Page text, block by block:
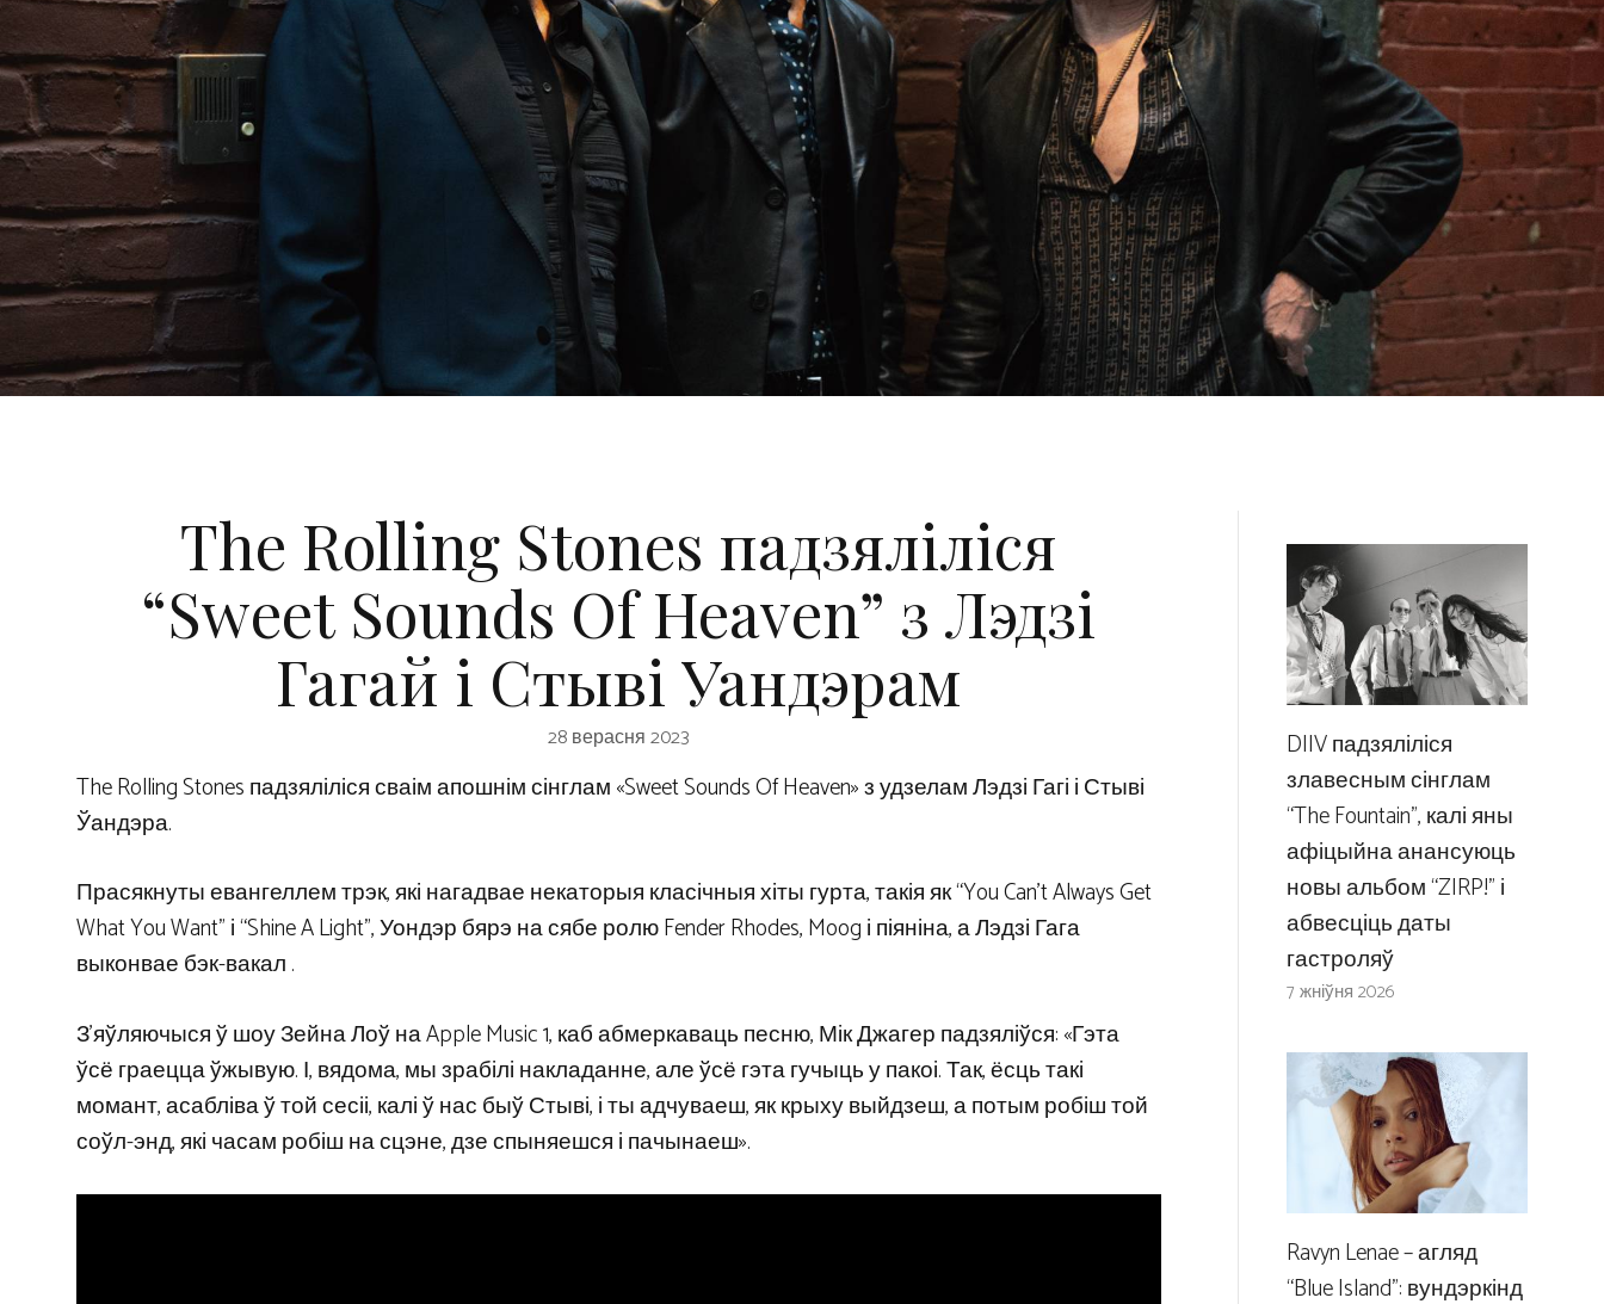
The Rolling Stones падзяліліся
“Sweet Sounds Of Heaven” з Лэдзі
Гагай і Стыві Уандэрам
28 верасня 2023
The Rolling Stones падзяліліся сваім апошнім сінглам «Sweet Sounds Of Heaven» з удзелам Лэдзі Гагі і Стыві
Ўандэра.
Прасякнуты евангеллем трэк, які нагадвае некаторыя класічныя хіты гурта, такія як “You Can’t Always Get
What You Want” і “Shine A Light”, Уондэр бярэ на сябе ролю Fender Rhodes, Moog і піяніна, а Лэдзі Гага
выконвае бэк-вакал .
З’яўляючыся ў шоу Зейна Лоў на Apple Music 1, каб абмеркаваць песню, Мік Джагер падзяліўся: «Гэта
ўсё граецца ўжывую. І, вядома, мы зрабілі накладанне, але ўсё гэта гучыць у пакоі. Так, ёсць такі
момант, асабліва ў той сесіі, калі ў нас быў Стыві, і ты адчуваеш, як крыху выйдзеш, а потым робіш той
соўл-энд, які часам робіш на сцэне, дзе спыняешся і пачынаеш».
DIIV падзяліліся
злавесным сінглам
“The Fountain”, калі яны
афіцыйна анансуюць
новы альбом “ZIRP!” і
абвесціць даты
гастроляў
7 жніўня 2026
Ravyn Lenae – агляд
“Blue Island”: вундэркінд